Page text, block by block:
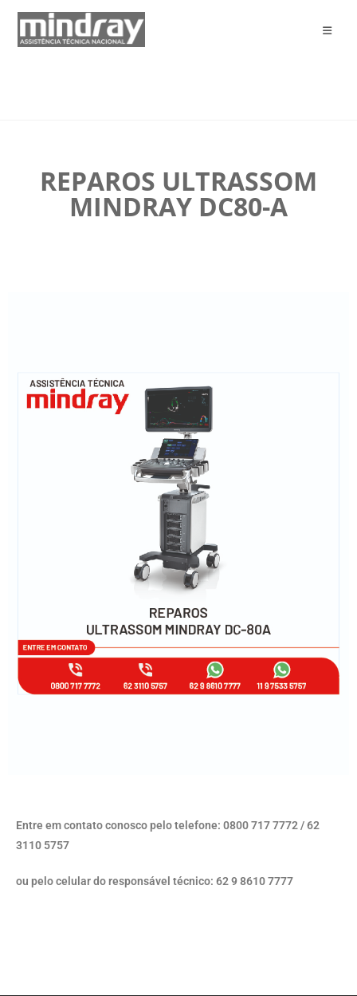
REPAROS ULTRASSOM
MINDRAY DC80-A
Entre em contato conosco pelo telefone: 0800 717 7772 / 62
3110 5757
ou pelo celular do responsável técnico: 62 9 8610 7777